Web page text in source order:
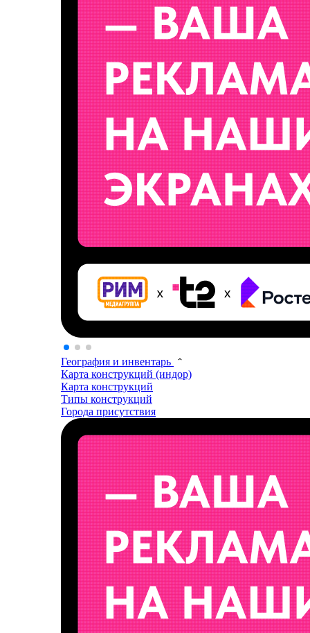
География и инвентарь
Карта конструкций (индор)
Карта конструкций
Типы конструкций
Города присутствия